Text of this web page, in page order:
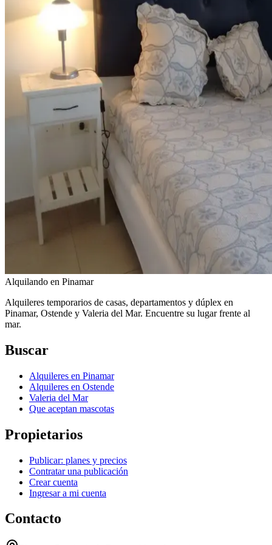
Alquilando en Pinamar
Alquileres temporarios de casas, departamentos y dúplex en
Pinamar, Ostende y Valeria del Mar. Encuentre su lugar frente al
mar.
Buscar
Alquileres en Pinamar
Alquileres en Ostende
Valeria del Mar
Que aceptan mascotas
Propietarios
Publicar: planes y precios
Contratar una publicación
Crear cuenta
Ingresar a mi cuenta
Contacto